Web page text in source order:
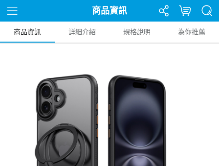
商品資訊
商品資訊 詳細介紹 規格說明 為你推薦